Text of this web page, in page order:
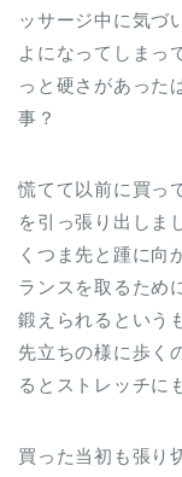
ッサージ中に気づ
よになってしまっ
っと硬さがあった
事？
慌てて以前に買っ
を引っ張り出しま
くつま先と踵に向
ランスを取るため
鍛えられるという
先立ちの様に歩く
るとストレッチに
買った当初も張り